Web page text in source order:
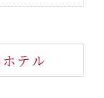
テル